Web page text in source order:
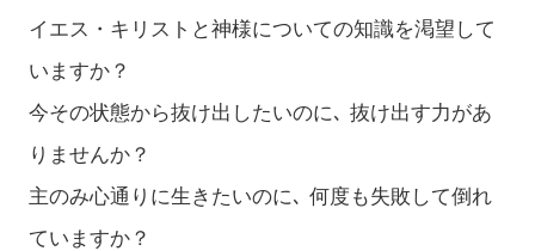
イエス・キリストと神様についての知識を渇望して
いますか？
今その状態から抜け出したいのに､ 抜け出す力があ
りませんか？
主のみ心通りに生きたいのに､ 何度も失敗して倒れ
ていますか？